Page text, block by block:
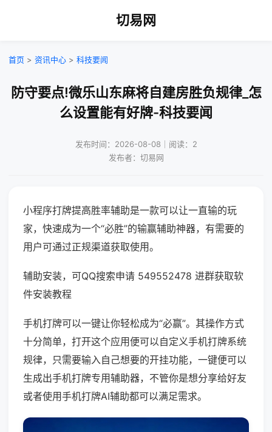
切易网
首页 > 资讯中心 > 科技要闻
防守要点!微乐山东麻将自建房胜负规律_怎
么设置能有好牌-科技要闻
发布时间：2026-08-08｜阅读：2
发布者：切易网
小程序打牌提高胜率辅助是一款可以让一直输的玩
家，快速成为一个“必胜”的输赢辅助神器，有需要的
用户可通过正规渠道获取使用。
辅助安装，可QQ搜索申请 549552478 进群获取软
件安装教程
手机打牌可以一键让你轻松成为“必赢”。其操作方式
十分简单，打开这个应用便可以自定义手机打牌系统
规律，只需要输入自己想要的开挂功能，一键便可以
生成出手机打牌专用辅助器，不管你是想分享给好友
或者使用手机打牌AI辅助都可以满足需求。